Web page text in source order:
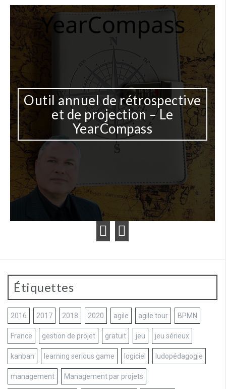
Outil annuel de rétrospective
et de projection – Le
YearCompass
Étiquettes
2016 2017 2018 2020 agile agile tour BPMN
France gestion de projet gratuit jeu jeu sérieux
kanban learning serious game logiciel ludopédagogie
management Management par projets